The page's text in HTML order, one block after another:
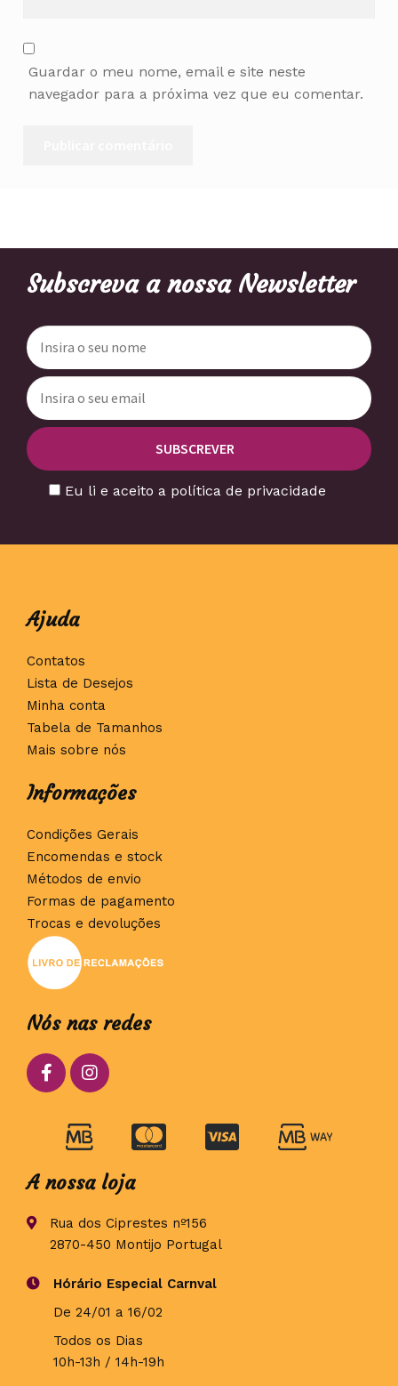
Guardar o meu nome, email e site neste
navegador para a próxima vez que eu comentar.
Subscreva a nossa Newsletter
Eu li e aceito a política de privacidade
Ajuda
Contatos
Lista de Desejos
Minha conta
Tabela de Tamanhos
Mais sobre nós
Informações
Condições Gerais
Encomendas e stock
Métodos de envio
Formas de pagamento
Trocas e devoluções
Nós nas redes
A nossa loja
Rua dos Ciprestes nº156
2870-450 Montijo Portugal
Hórário Especial Carnval
De 24/01 a 16/02
Todos os Dias
10h-13h / 14h-19h